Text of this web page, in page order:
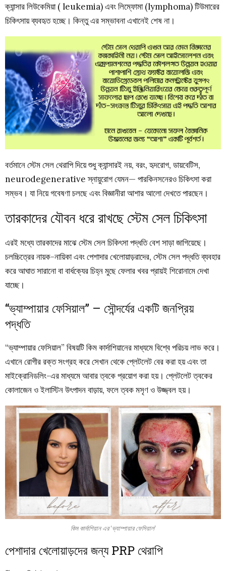
ক্যান্সার লিউকেমিয়া ( leukemia) এবং লিম্ফোমা (lymphoma) টিউমারের
চিকিৎসায় ব্যবহৃত হচ্ছে। কিন্তু এর সম্ভাবনা এখানেই শেষ না।
বর্তমানে স্টেম সেল থেরাপি দিয়ে শুধু ক্যান্সারই নয়, বরং, হৃদরোগ, ডায়বেটিস,
neurodegenerative স্নায়ুরোগ যেমন— পারকিনসনেরও চিকিৎসা করা
সম্ভব। যা নিয়ে গবেষণা চলছে এবং বিজ্ঞানীরা আশার আলো দেখতে পারছেন।
তারকাদের যৌবন ধরে রাখছে স্টেম সেল চিকিৎসা
এরই মধ্যে তারকাদের মাঝে স্টেম সেল চিকিৎসা পদ্ধতি বেশ সাড়া জাগিয়েছে।
চলচ্চিত্রের নায়ক-নায়িকা এবং পেশাদার খেলোয়াড়রাদের, স্টেম সেল পদ্ধতি ব্যবহার
করে আঘাত সারানো বা বার্ধক্যের চিহ্ন মুছে ফেলার খবর প্রায়ই শিরোনামে দেখা
যাচ্ছে।
“ভ্যাম্পায়ার ফেসিয়াল” – সৌন্দর্যের একটি জনপ্রিয়
পদ্ধতি
“ভ্যাম্পায়ার ফেসিয়াল” বিষয়টি কিম কার্দাশিয়ানের মাধ্যমে বিশ্বে পরিচয় লাভ করে।
এখানে রোগীর রক্ত সংগ্রহ করে সেখান থেকে প্লেটলেট বের করা হয় এবং তা
মাইক্রোনিডলিং-এর মাধ্যমে আবার ত্বকে প্রয়োগ করা হয়। প্লেটলেট ত্বকের
কোলাজেন ও ইলাস্টিন উৎপাদন বাড়ায়, ফলে ত্বক মসৃণ ও উজ্জ্বল হয়।
কিম কার্দাশিয়ান এর ‘ভ্যাম্পায়ার ফেসিয়াল’
পেশাদার খেলোয়াড়দের জন্য PRP থেরাপি